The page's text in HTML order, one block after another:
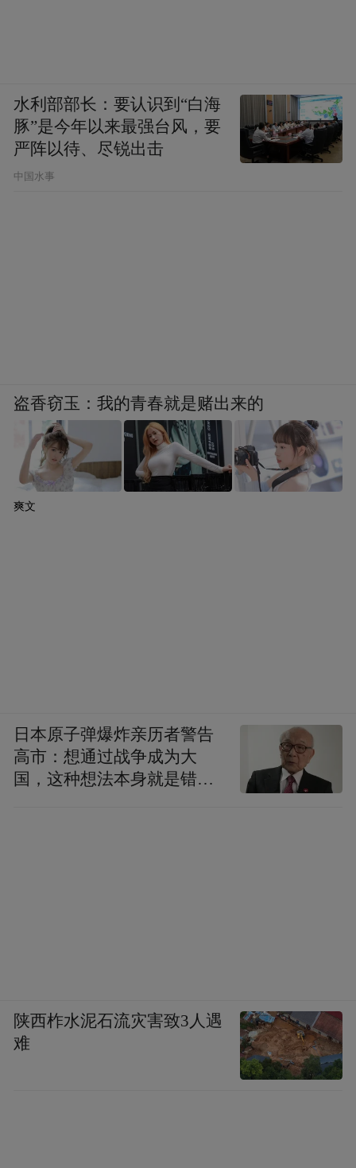
水利部部长：要认识到“白海
豚”是今年以来最强台风，要
严阵以待、尽锐出击
中国水事
盗香窃玉：我的青春就是赌出来的
爽文
日本原子弹爆炸亲历者警告
高市：想通过战争成为大
国，这种想法本身就是错误
陕西柞水泥石流灾害致3人遇
难